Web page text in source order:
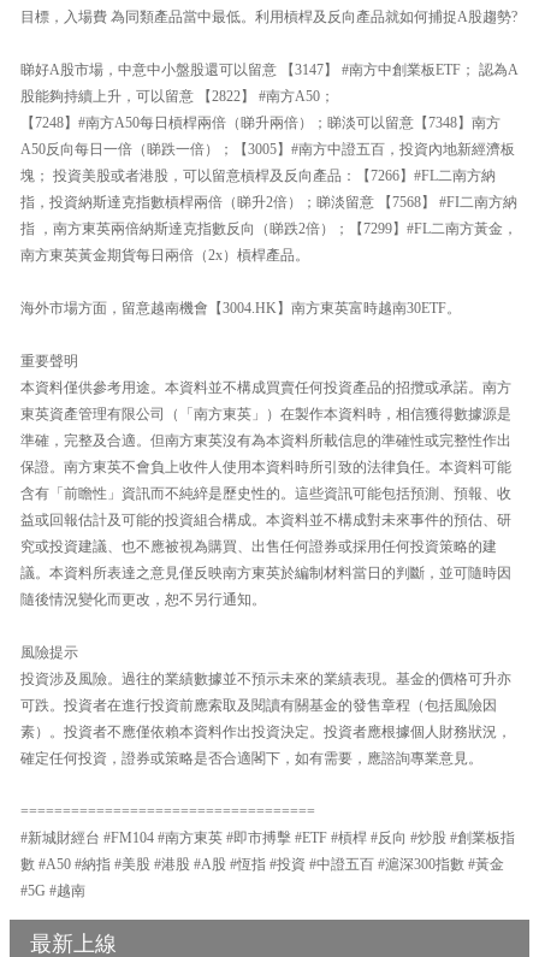
目標，入場費 為同類產品當中最低。利用槓桿及反向產品就如何捕捉A股趨勢?
睇好A股市場，中意中小盤股還可以留意 【3147】 #南方中創業板ETF； 認為A
股能夠持續上升，可以留意 【2822】 #南方A50；
【7248】#南方A50每日槓桿兩倍（睇升兩倍）；睇淡可以留意【7348】南方
A50反向每日一倍（睇跌一倍）；【3005】#南方中證五百，投資內地新經濟板
塊； 投資美股或者港股，可以留意槓桿及反向產品：【7266】#FL二南方納
指，投資納斯達克指數槓桿兩倍（睇升2倍）；睇淡留意 【7568】 #FI二南方納
指 ，南方東英兩倍納斯達克指數反向（睇跌2倍）；【7299】#FL二南方黃金，
南方東英黃金期貨每日兩倍（2x）槓桿產品。
海外市場方面，留意越南機會【3004.HK】南方東英富時越南30ETF。
重要聲明
本資料僅供參考用途。本資料並不構成買賣任何投資產品的招攬或承諾。南方
東英資產管理有限公司（「南方東英」）在製作本資料時，相信獲得數據源是
準確，完整及合適。但南方東英沒有為本資料所載信息的準確性或完整性作出
保證。南方東英不會負上收件人使用本資料時所引致的法律負任。本資料可能
含有「前瞻性」資訊而不純綷是歷史性的。這些資訊可能包括預測、預報、收
益或回報估計及可能的投資組合構成。本資料並不構成對未來事件的預估、研
究或投資建議、也不應被視為購買、出售任何證券或採用任何投資策略的建
議。本資料所表達之意見僅反映南方東英於編制材料當日的判斷，並可隨時因
隨後情況變化而更改，恕不另行通知。
風險提示
投資涉及風險。過往的業績數據並不預示未來的業績表現。基金的價格可升亦
可跌。投資者在進行投資前應索取及閱讀有關基金的發售章程（包括風險因
素）。投資者不應僅依賴本資料作出投資決定。投資者應根據個人財務狀況，
確定任何投資，證券或策略是否合適閣下，如有需要，應諮詢專業意見。
===================================
#新城財經台 #FM104 #南方東英 #即市搏擊 #ETF #槓桿 #反向 #炒股 #創業板指
數 #A50 #納指 #美股 #港股 #A股 #恆指 #投資 #中證五百 #滬深300指數 #黃金
#5G #越南
最新上線